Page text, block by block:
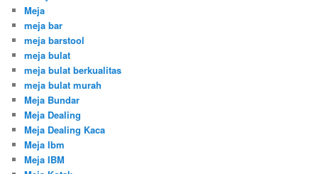
Meja
meja bar
meja barstool
meja bulat
meja bulat berkualitas
meja bulat murah
Meja Bundar
Meja Dealing
Meja Dealing Kaca
Meja Ibm
Meja IBM